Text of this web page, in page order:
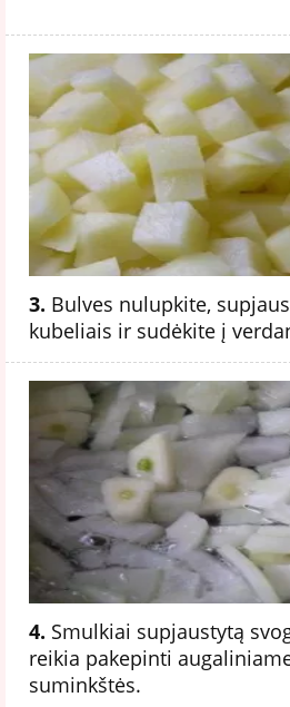
3. Bulves nulupkite,
kubeliais ir sudėkite į
4. Smulkiai supjaustytą
reikia pakepinti
suminkštės.